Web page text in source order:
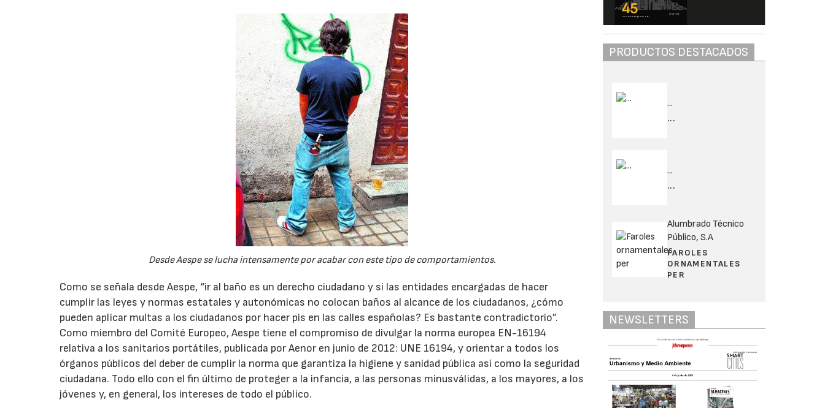
Desde Aespe se lucha intensamente por acabar con este tipo de comportamientos.
Como se señala desde Aespe, “ir al baño es un derecho ciudadano y si las entidades encargadas de hacer
cumplir las leyes y normas estatales y autonómicas no colocan baños al alcance de los ciudadanos, ¿cómo
pueden aplicar multas a los ciudadanos por hacer pis en las calles españolas? Es bastante contradictorio”.
Como miembro del Comité Europeo, Aespe tiene el compromiso de divulgar la norma europea EN-16194
relativa a los sanitarios portátiles, publicada por Aenor en junio de 2012: UNE 16194, y orientar a todos los
órganos públicos del deber de cumplir la norma que garantiza la higiene y sanidad pública así como la seguridad
ciudadana. Todo ello con el fin último de proteger a la infancia, a las personas minusválidas, a los mayores, a los
jóvenes y, en general, los intereses de todo el público.
PRODUCTOS DESTACADOS
...
...
...
...
Alumbrado Técnico
Público, S.A
FAROLES
ORNAMENTALES
PER
NEWSLETTERS